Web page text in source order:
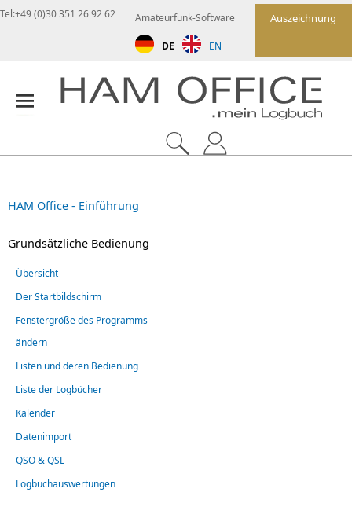
Auszeichnung
Amateurfunk-Software
DE EN
Tel:+49 (0)30 351 26 92 62
HAM Office - Einführung
Grundsätzliche Bedienung
Übersicht
Der Startbildschirm
Fenstergröße des Programms
ändern
Listen und deren Bedienung
Liste der Logbücher
Kalender
Datenimport
QSO & QSL
Logbuchauswertungen